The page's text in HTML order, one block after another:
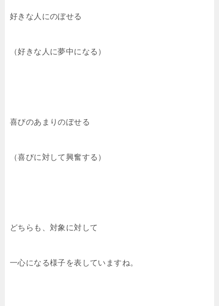
好きな人にのぼせる
（好きな人に夢中になる）
喜びのあまりのぼせる
（喜びに対して興奮する）
どちらも、対象に対して
一心になる様子を表していますね。